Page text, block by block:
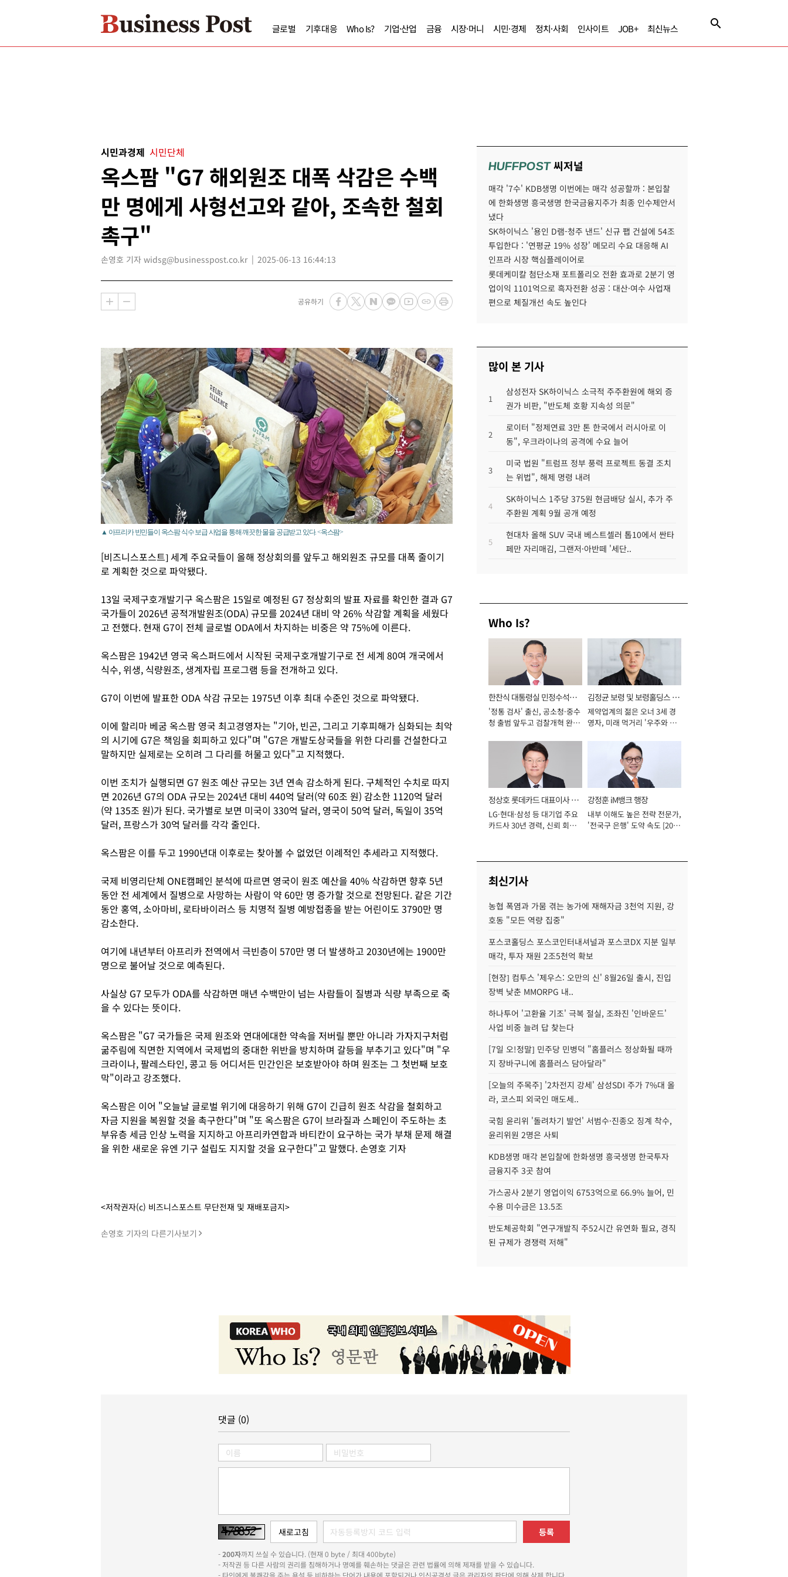
글로벌 기후대응 Who Is? 기업·산업 금융 시장·머니 시민·경제 정치·사회 인사이트 JOB+ 최신뉴스
시민과경제 시민단체
옥스팜 "G7 해외원조 대폭 삭감은 수백
만 명에게 사형선고와 같아, 조속한 철회
촉구"
손영호 기자 widsg@businesspost.co.kr 2025-06-13 16:44:13
공유하기
▲ 아프리카 빈민들이 옥스팜 식수 보급 사업을 통해 깨끗한 물을 공급받고 있다. <옥스팜>
[비즈니스포스트] 세계 주요국들이 올해 정상회의를 앞두고 해외원조 규모를 대폭 줄이기
로 계획한 것으로 파악됐다.
13일 국제구호개발기구 옥스팜은 15일로 예정된 G7 정상회의 발표 자료를 확인한 결과 G7
국가들이 2026년 공적개발원조(ODA) 규모를 2024년 대비 약 26% 삭감할 계획을 세웠다
고 전했다. 현재 G7이 전체 글로벌 ODA에서 차지하는 비중은 약 75%에 이른다.
옥스팜은 1942년 영국 옥스퍼드에서 시작된 국제구호개발기구로 전 세계 80여 개국에서
식수, 위생, 식량원조, 생계자립 프로그램 등을 전개하고 있다.
G7이 이번에 발표한 ODA 삭감 규모는 1975년 이후 최대 수준인 것으로 파악됐다.
이에 할리마 베굼 옥스팜 영국 최고경영자는 "기아, 빈곤, 그리고 기후피해가 심화되는 최악
의 시기에 G7은 책임을 회피하고 있다"며 "G7은 개발도상국들을 위한 다리를 건설한다고
말하지만 실제로는 오히려 그 다리를 허물고 있다"고 지적했다.
이번 조치가 실행되면 G7 원조 예산 규모는 3년 연속 감소하게 된다. 구체적인 수치로 따지
면 2026년 G7의 ODA 규모는 2024년 대비 440억 달러(약 60조 원) 감소한 1120억 달러
(약 135조 원)가 된다. 국가별로 보면 미국이 330억 달러, 영국이 50억 달러, 독일이 35억
달러, 프랑스가 30억 달러를 각각 줄인다.
옥스팜은 이를 두고 1990년대 이후로는 찾아볼 수 없었던 이례적인 추세라고 지적했다.
국제 비영리단체 ONE캠페인 분석에 따르면 영국이 원조 예산을 40% 삭감하면 향후 5년
동안 전 세계에서 질병으로 사망하는 사람이 약 60만 명 증가할 것으로 전망된다. 같은 기간
동안 홍역, 소아마비, 로타바이러스 등 치명적 질병 예방접종을 받는 어린이도 3790만 명
감소한다.
여기에 내년부터 아프리카 전역에서 극빈층이 570만 명 더 발생하고 2030년에는 1900만
명으로 불어날 것으로 예측된다.
사실상 G7 모두가 ODA를 삭감하면 매년 수백만이 넘는 사람들이 질병과 식량 부족으로 죽
을 수 있다는 뜻이다.
옥스팜은 "G7 국가들은 국제 원조와 연대에대한 약속을 저버릴 뿐만 아니라 가자지구처럼
굶주림에 직면한 지역에서 국제법의 중대한 위반을 방치하며 갈등을 부추기고 있다"며 "우
크라이나, 팔레스타인, 콩고 등 어디서든 민간인은 보호받아야 하며 원조는 그 첫번째 보호
막"이라고 강조했다.
옥스팜은 이어 "오늘날 글로벌 위기에 대응하기 위해 G7이 긴급히 원조 삭감을 철회하고
자금 지원을 복원할 것을 촉구한다"며 "또 옥스팜은 G7이 브라질과 스페인이 주도하는 초
부유층 세금 인상 노력을 지지하고 아프리카연합과 바티칸이 요구하는 국가 부채 문제 해결
을 위한 새로운 유엔 기구 설립도 지지할 것을 요구한다"고 말했다. 손영호 기자
<저작권자(c) 비즈니스포스트 무단전재 및 재배포금지>
손영호 기자의 다른기사보기
HUFFPOST씨저널
매각 '7수' KDB생명 이번에는 매각 성공할까 : 본입찰
에 한화생명 흥국생명 한국금융지주가 최종 인수제안서
냈다
SK하이닉스 '용인 D램-청주 낸드' 신규 팹 건설에 54조
투입한다 : '연평균 19% 성장' 메모리 수요 대응해 AI
인프라 시장 핵심플레이어로
롯데케미칼 첨단소재 포트폴리오 전환 효과로 2분기 영
업이익 1101억으로 흑자전환 성공 : 대산·여수 사업재
편으로 체질개선 속도 높인다
많이 본 기사
1
삼성전자 SK하이닉스 소극적 주주환원에 해외 증
권가 비판, "반도체 호황 지속성 의문"
2
로이터 "정제연료 3만 톤 한국에서 러시아로 이
동", 우크라이나의 공격에 수요 늘어
3
미국 법원 "트럼프 정부 풍력 프로젝트 동결 조치
는 위법", 해제 명령 내려
4
SK하이닉스 1주당 375원 현금배당 실시, 추가 주
주환원 계획 9월 공개 예정
5
현대차 올해 SUV 국내 베스트셀러 톱10에서 싼타
페만 자리매김, 그랜저·아반떼 '세단..
Who Is?
한찬식 대통령실 민정수석비
서관
'정통 검사' 출신, 공소청·중수
청 출범 앞두고 검찰개혁 완수
김정균 보령 및 보령홀딩스 대
표이사 사장
제약업계의 젊은 오너 3세 경
영자, 미래 먹거리 '우주와 헬
정상호 롯데카드 대표이사 사
장
LG·현대·삼성 등 대기업 주요
카드사 30년 경력, 신뢰 회복
강정훈 iM뱅크 행장
내부 이해도 높은 전략 전문가,
'전국구 은행' 도약 속도 [2026
최신기사
농협 폭염과 가뭄 겪는 농가에 재해자금 3천억 지원, 강
호동 "모든 역량 집중"
포스코홀딩스 포스코인터내셔널과 포스코DX 지분 일부
매각, 투자 재원 2조5천억 확보
[현장] 컴투스 '제우스: 오만의 신' 8월26일 출시, 진입
장벽 낮춘 MMORPG 내..
하나투어 '고환율 기조' 극복 절실, 조좌진 '인바운드'
사업 비중 늘려 답 찾는다
[7일 오!정말] 민주당 민병덕 "홈플러스 정상화될 때까
지 장바구니에 홈플러스 담아달라"
[오늘의 주목주] '2차전지 강세' 삼성SDI 주가 7%대 올
라, 코스피 외국인 매도세..
국힘 윤리위 '돌려차기 발언' 서범수·진종오 징계 착수,
윤리위원 2명은 사퇴
KDB생명 매각 본입찰에 한화생명 흥국생명 한국투자
금융지주 3곳 참여
가스공사 2분기 영업이익 6753억으로 66.9% 늘어, 민
수용 미수금은 13.5조
반도체공학회 "연구개발직 주52시간 유연화 필요, 경직
된 규제가 경쟁력 저해"
댓글 (0)
등록
-200자까지 쓰실 수 있습니다. (현재 0 byte / 최대 400byte)
- 저작권 등 다른 사람의 권리를 침해하거나 명예를 훼손하는 댓글은 관련 법률에 의해 제재를 받을 수 있습니다.
- 타인에게 불쾌감을 주는 욕설 등 비하하는 단어가 내용에 포함되거나 인신공격성 글은 관리자의 판단에 의해 삭제 합니다.